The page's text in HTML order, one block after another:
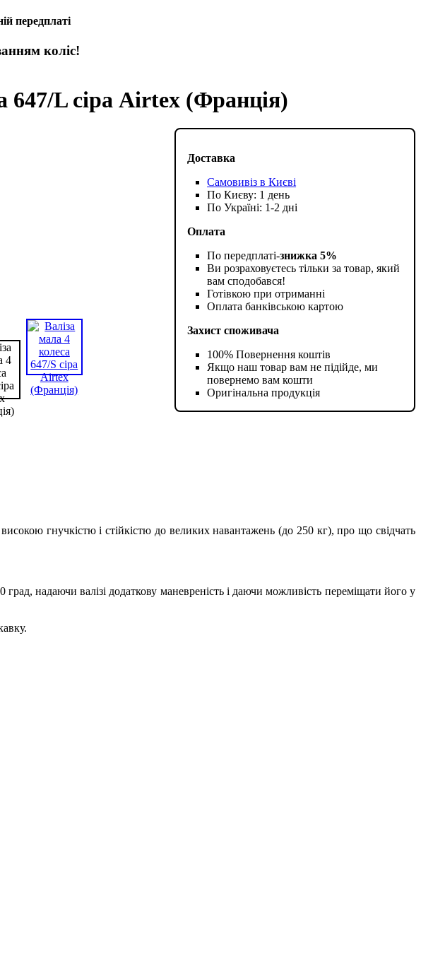
передплаті
коліс!
647/L сіра Airtex (Франція)
Доставка
Самовивіз в Києві
По Києву: 1 день
По Україні: 1-2 дні
Оплата
По передплаті-знижка 5%
Ви розраховуєтесь тільки за товар, який
вам сподобався!
Готівкою при отриманні
Оплата банківською картою
Захист споживача
100% Повернення коштів
Якщо наш товар вам не підійде, ми
повернемо вам кошти
Оригінальна продукція
гнучкістю і стійкістю до великих навантажень (до 250 кг), про що свідчать
надаючи валізі додаткову маневреність і даючи можливість переміщати його у